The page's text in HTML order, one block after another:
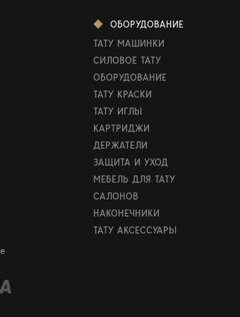
ОБОРУДОВАНИЕ
ТАТУ МАШИНКИ
СИЛОВОЕ ТАТУ
ОБОРУДОВАНИЕ
ТАТУ КРАСКИ
ТАТУ ИГЛЫ
КАРТРИДЖИ
ДЕРЖАТЕЛИ
ЗАЩИТА И УХОД
МЕБЕЛЬ ДЛЯ ТАТУ
САЛОНОВ
НАКОНЕЧНИКИ
ТАТУ АКСЕССУАРЫ